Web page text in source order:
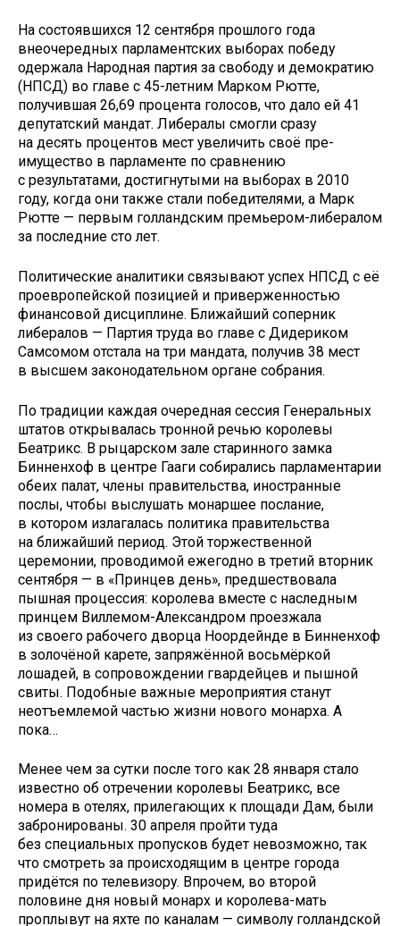
На состоявшихся 12 сентября прошлого года
внеочередных парламентских выборах победу
одержала Народная партия за свободу и демократию
(НПСД) во главе с 45-летним Марком Рютте,
получившая 26,69 процента голосов, что дало ей 41
депутатский мандат. Либералы смогли сразу
на десять процентов мест увеличить своё пре­
имущество в парламенте по сравнению
с результатами, достигнутыми на выборах в 2010
году, когда они также стали победителями, а Марк
Рютте — первым голландским премьером-либералом
за последние сто лет.
Политические аналитики связывают успех НПСД с её
проевропейской позицией и приверженностью
финансовой дисциплине. Ближайший соперник
либералов — Партия труда во главе с Дидериком
Самсомом отстала на три мандата, получив 38 мест
в высшем законодательном органе собрания.
По традиции каждая очередная сессия Генеральных
штатов открывалась тронной речью королевы
Беатрикс. В рыцарском зале старинного замка
Бинненхоф в центре Гааги собирались парламентарии
обеих палат, члены правительства, иностранные
послы, чтобы выслушать монаршее послание,
в котором излагалась политика правительства
на ближайший период. Этой торжественной
церемонии, проводимой ежегодно в третий вторник
сентября — в «Принцев день», предшествовала
пышная процессия: королева вместе с наследным
принцем Виллемом-Александром проезжала
из своего рабочего дворца Ноордейнде в Бинненхоф
в золочёной карете, запряжённой восьмёркой
лошадей, в сопровождении гвардейцев и пышной
свиты. Подобные важные мероприятия станут
неотъемлемой частью жизни нового монарха. А
пока…
Менее чем за сутки после того как 28 января стало
известно об отречении королевы Беатрикс, все
номера в отелях, прилегающих к площади Дам, были
забронированы. 30 апреля пройти туда
без специальных пропусков будет невозможно, так
что смотреть за происходящим в центре города
придётся по телевизору. Впрочем, во второй
половине дня новый монарх и королева-мать
проплывут на яхте по каналам — символу голландской